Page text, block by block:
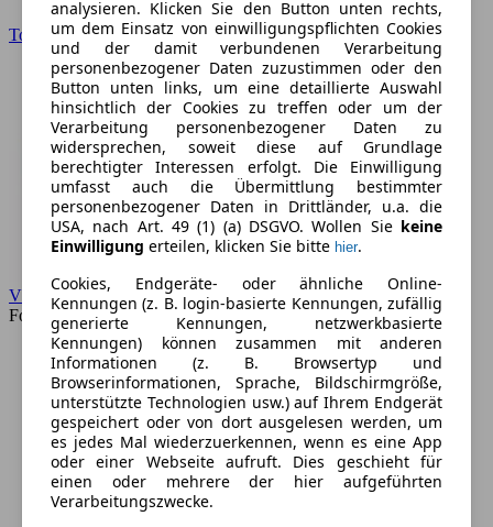
Toyota
VW
Forum
analysieren. Klicken Sie den Button unten rechts,
um dem Einsatz von einwilligungspflichten Cookies
und der damit verbundenen Verarbeitung
personenbezogener Daten zuzustimmen oder den
Button unten links, um eine detaillierte Auswahl
hinsichtlich der Cookies zu treffen oder um der
Verarbeitung personenbezogener Daten zu
widersprechen, soweit diese auf Grundlage
berechtigter Interessen erfolgt. Die Einwilligung
umfasst auch die Übermittlung bestimmter
personenbezogener Daten in Drittländer, u.a. die
USA, nach Art. 49 (1) (a) DSGVO. Wollen Sie keine
Einwilligung erteilen, klicken Sie bitte hier.
Cookies, Endgeräte- oder ähnliche Online-
Kennungen (z. B. login-basierte Kennungen, zufällig
generierte Kennungen, netzwerkbasierte
Kennungen) können zusammen mit anderen
Informationen (z. B. Browsertyp und
Browserinformationen, Sprache, Bildschirmgröße,
unterstützte Technologien usw.) auf Ihrem Endgerät
gespeichert oder von dort ausgelesen werden, um
es jedes Mal wiederzuerkennen, wenn es eine App
oder einer Webseite aufruft. Dies geschieht für
einen oder mehrere der hier aufgeführten
Verarbeitungszwecke.